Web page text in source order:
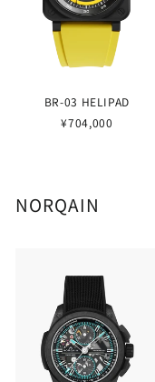
BR-03 HELIPAD
¥704,000
NORQAIN